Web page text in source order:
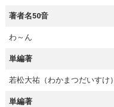
著者名50音
わ～ん
単編著
若松大祐（わかまつだいすけ）
単編著